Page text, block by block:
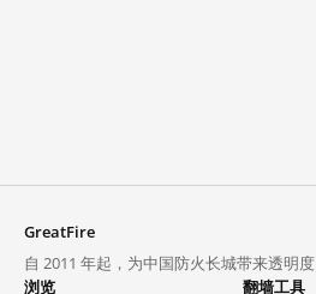
GreatFire
自 2011 年起，为中国防火长城带来透明度
浏览
翻墙工具